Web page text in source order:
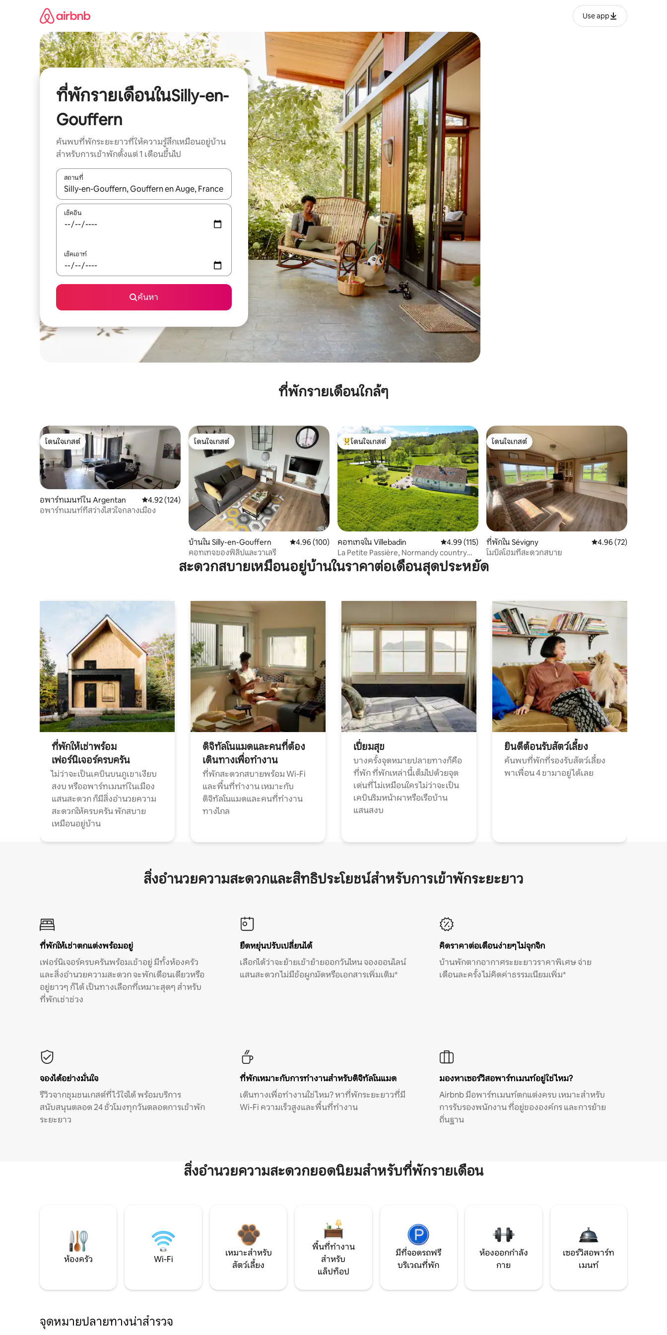
Use app
ที่พักรายเดือนในSilly-en-
Gouffern
ค้นพบที่พักระยะยาวที่ให้ความรู้สึกเหมือนอยู่บ้าน
สำหรับการเข้าพักตั้งแต่ 1 เดือนขึ้นไป
สถานที่
ใช้ลูกศรขึ้นลง หรือใช้การสัมผัสหรือปัด เพื่อสำรวจผลการค้นหา
เช็คอิน
เช็คเอาท์
ค้นหา
ที่พักรายเดือนใกล้ๆ
โดนใจเกสต์
โดนใจเกสต์
อพาร์ทเมนท์ใน Argentan คะแนนเฉลี่ย 4.92 จาก 5, 124 รีวิว
4.92 (124)
อพาร์ทเมนท์ที่สว่างไสวใจกลางเมือง
โดนใจเกสต์
โดนใจเกสต์
บ้านใน Silly-en-Gouffern คะแนนเฉลี่ย 4.96 จาก 5, 100 รีวิว
4.96 (100)
คอทเทจของฟิลิปและวาเลรี
โดนใจเกสต์ที่สุด
โดนใจเกสต์
คอทเทจใน Villebadin คะแนนเฉลี่ย 4.99 จาก 5, 115 รีวิว
4.99 (115)
La Petite Passière, Normandy country
house
โดนใจเกสต์
โดนใจเกสต์
ที่พักใน Sévigny คะแนนเฉลี่ย 4.96 จาก
4.96 (72)
โมบิลโฮมที่สะดวกสบาย
สะดวกสบายเหมือนอยู่บ้านในราคาต่อเดือนสุดประหยัด
ที่พักให้เช่าพร้อม
เฟอร์นิเจอร์ครบครัน
ไม่ว่าจะเป็นเคบินบนภูเขาเงียบ
สงบ หรืออพาร์ทเมนท์ในเมือง
แสนสะดวก ก็มีสิ่งอำนวยความ
สะดวกให้ครบครัน พักสบาย
เหมือนอยู่บ้าน
ดิจิทัลโนแมดและคนที่ต้อง
เดินทางเพื่อทำงาน
ที่พักสะดวกสบายพร้อม Wi-Fi
และพื้นที่ทำงาน เหมาะกับ
ดิจิทัลโนแมดและคนที่ทำงาน
ทางไกล
เปี่ยมสุข
บางครั้งจุดหมายปลายทางก็คือ
ที่พัก ที่พักเหล่านี้เต็มไปด้วยจุด
เด่นที่ไม่เหมือนใคร ไม่ว่าจะเป็น
เคบินริมหน้าผาหรือเรือบ้าน
แสนสงบ
ยินดีต้อนรับสัตว์เลี้ยง
ค้นพบที่พักที่รองรับสัตว์เลี้ยง
พาเพื่อน 4 ขามาอยู่ได้เลย
สิ่งอำนวยความสะดวกและสิทธิประโยชน์สำหรับการเข้าพักระยะยาว
ที่พักให้เช่าตกแต่งพร้อมอยู่
เฟอร์นิเจอร์ครบครันพร้อมเข้าอยู่ มีทั้งห้องครัว
และสิ่งอำนวยความสะดวก จะพักเดือนเดียวหรือ
อยู่ยาวๆ ก็ได้ เป็นทางเลือกที่เหมาะสุดๆ สำหรับ
ที่พักเช่าช่วง
ยืดหยุ่นปรับเปลี่ยนได้
เลือกได้ว่าจะย้ายเข้าย้ายออกวันไหน จองออนไลน์
แสนสะดวก ไม่มีข้อผูกมัดหรือเอกสารเพิ่มเติม*
คิดราคาต่อเดือนง่ายๆ ไม่จุกจิก
บ้านพักตากอากาศระยะยาวราคาพิเศษ จ่าย
เดือนละครั้ง ไม่คิดค่าธรรมเนียมเพิ่ม*
จองได้อย่างมั่นใจ
รีวิวจากชุมชนเกสต์ที่ไว้ใจได้ พร้อมบริการ
สนับสนุนตลอด 24 ชั่วโมงทุกวันตลอดการเข้าพัก
ระยะยาว
ที่พักเหมาะกับการทำงานสำหรับดิจิทัลโนแมด
เดินทางเพื่อทำงานใช่ไหม? หาที่พักระยะยาวที่มี
Wi-Fi ความเร็วสูงและพื้นที่ทำงาน
มองหาเซอร์วิสอพาร์ทเมนท์อยู่ใช่ไหม?
Airbnb มีอพาร์ทเมนท์ตกแต่งครบ เหมาะสำหรับ
การรับรองพนักงาน ที่อยู่ขององค์กร และการย้าย
ถิ่นฐาน
สิ่งอำนวยความสะดวกยอดนิยมสำหรับที่พักรายเดือน
ห้องครัว Wi-Fi
เหมาะสำหรับ
สัตว์เลี้ยง
พื้นที่ทำงาน
สำหรับ
แล็ปท็อป
มีที่จอดรถฟรี
บริเวณที่พัก
ห้องออกกำลัง
กาย
เซอร์วิสอพาร์ท
เมนท์
จุดหมายปลายทางน่าสำรวจ